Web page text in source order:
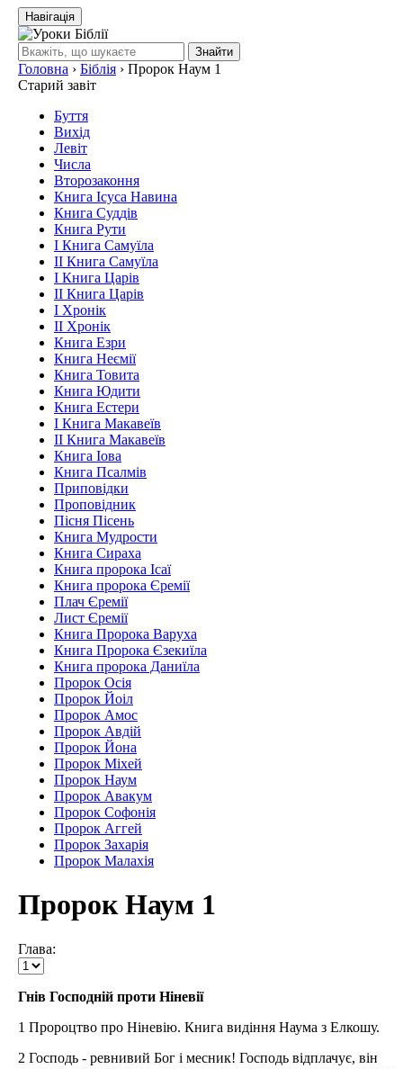
Навігація
Знайти
Головна › Біблія › Пророк Наум 1
Старий завіт
Буття
Вихід
Левіт
Числа
Второзаконня
Книга Ісуса Навина
Книга Суддів
Книга Рути
І Книга Самуїла
ІІ Книга Самуїла
І Книга Царів
ІІ Книга Царів
І Хронік
ІІ Хронік
Книга Езри
Книга Неємії
Книга Товита
Книга Юдити
Книга Естери
І Книга Макавеїв
ІІ Книга Макавеїв
Книга Іова
Книга Псалмів
Приповідки
Проповідник
Пісня Пісень
Книга Мудрости
Книга Сираха
Книга пророка Ісаї
Книга пророка Єремії
Плач Єремії
Лист Єремії
Книга Пророка Варуха
Книга Пророка Єзекиїла
Книга пророка Даниїла
Пророк Осія
Пророк Йоіл
Пророк Амос
Пророк Авдій
Пророк Йона
Пророк Міхей
Пророк Наум
Пророк Авакум
Пророк Софонія
Пророк Аггей
Пророк Захарія
Пророк Малахія
Пророк Наум 1
Глава:
Гнів Господній проти Ніневії
1 Пророцтво про Ніневію. Книга видіння Наума з Елкошу.
2 Господь - ревнивий Бог і месник! Господь відплачує, він